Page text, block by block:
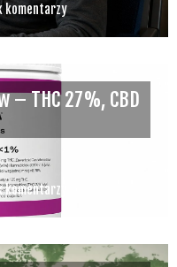
komentarzy
– THC 27%, CBD
komentarzy